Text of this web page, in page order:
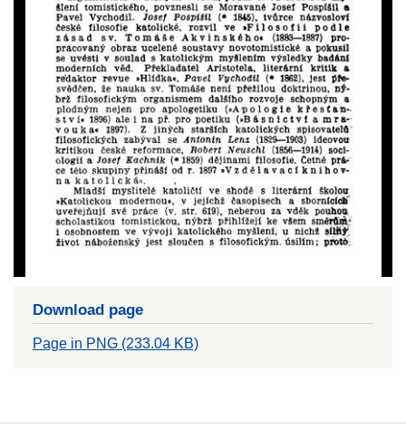
Download page
Page in PNG (233.04 KB)